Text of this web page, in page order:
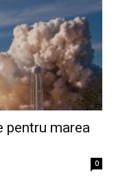
pentru marea
0